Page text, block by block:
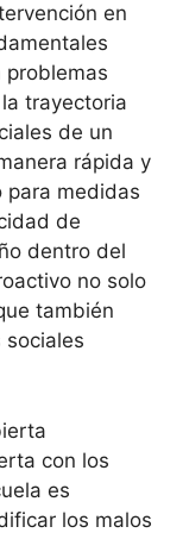
en
problemas
trayectoria
de un
rápida y
para medidas
de
dentro del
no solo
también
sociales
con los
es
los malos